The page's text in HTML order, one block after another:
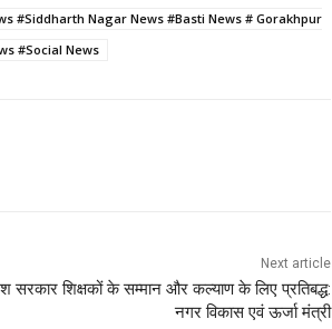
#Siddharth Nagar News #Basti News # Gorakhpur
#Social News
Next article
सरकार शिक्षकों के सम्मान और कल्याण के लिए प्रतिबद्ध:
नगर विकास एवं ऊर्जा मंत्री